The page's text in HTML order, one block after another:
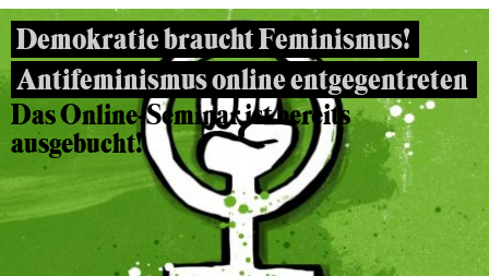
Demokratie braucht Feminismus!
Antifeminismus online entgegentreten
Das Online-Seminar ist bereits
ausgebucht!